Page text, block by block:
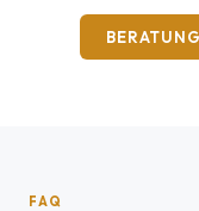
FAQ